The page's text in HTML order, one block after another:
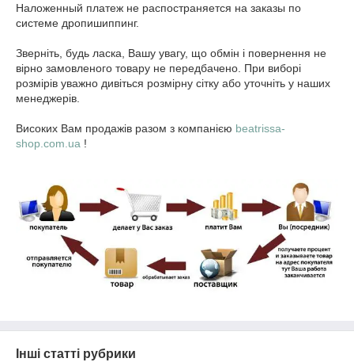
Наложенный платеж не распостраняется на заказы по
системе дропишиппинг.
Зверніть, будь ласка, Вашу увагу, що обмін і повернення не
вірно замовленого товару не передбачено. При виборі
розмірів уважно дивіться розмірну сітку або уточніть у наших
менеджерів.
Високих Вам продажів разом з компанією beatrissa-
shop.com.ua !
Інші статті рубрики